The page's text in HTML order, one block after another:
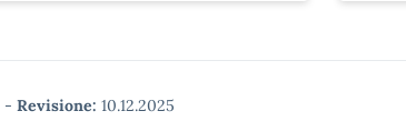
- Revisione: 10.12.2025